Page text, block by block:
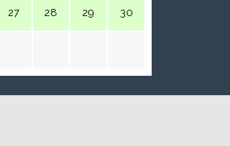
27 28 29 30